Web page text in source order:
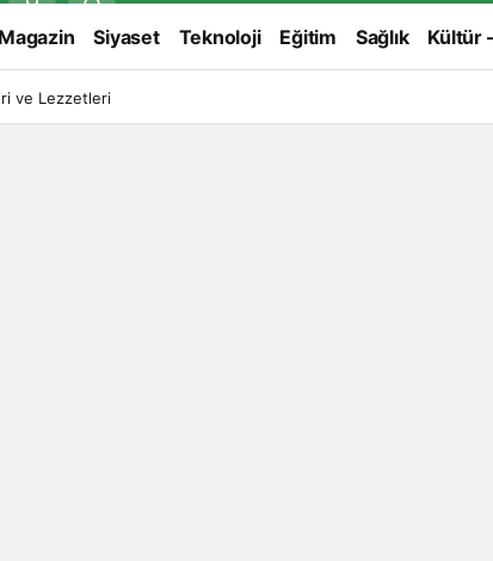
Magazin Siyaset Teknoloji Eğitim Sağlık Kültür
ve Lezzetleri